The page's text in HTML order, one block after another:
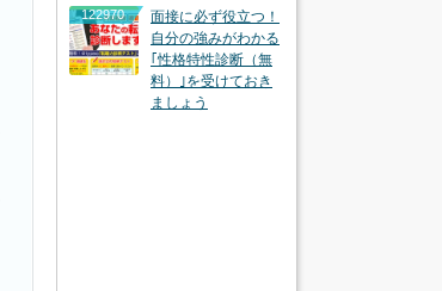
122970
面接に必ず役立つ！
自分の強みがわかる
｢性格特性診断（無
料）｣を受けておき
ましょう